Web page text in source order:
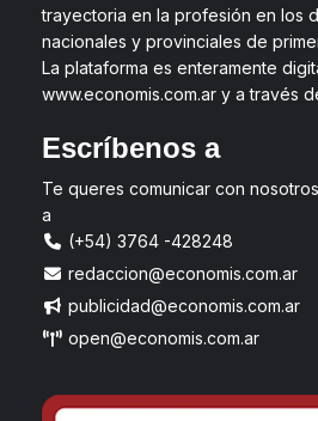
trayectoria en la profesión en los
nacionales y provinciales de
La plataforma es enteramente
www.economis.com.ar y a través
Escríbenos a
Te queres comunicar con
a
(+54) 3764 -428248
redaccion@economis.com.ar
publicidad@economis.com.ar
open@economis.com.ar